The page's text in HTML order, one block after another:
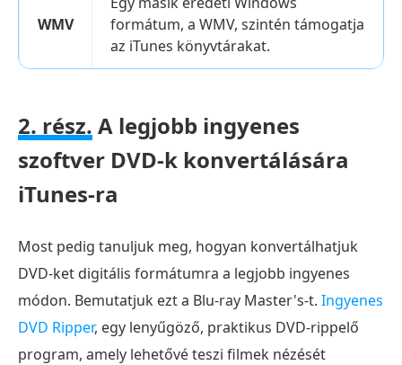
WMV
formátum, a WMV, szintén támogatja
az iTunes könyvtárakat.
2. rész. A legjobb ingyenes
szoftver DVD-k konvertálására
iTunes-ra
Most pedig tanuljuk meg, hogyan konvertálhatjuk
DVD-ket digitális formátumra a legjobb ingyenes
módon. Bemutatjuk ezt a Blu-ray Master's-t. Ingyenes
DVD Ripper, egy lenyűgöző, praktikus DVD-rippelő
program, amely lehetővé teszi filmek nézését